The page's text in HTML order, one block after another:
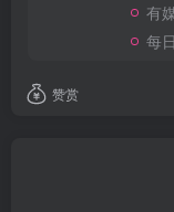
有
每
赞赏